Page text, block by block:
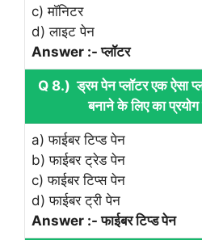
c) मॉनिटर
d) लाइट पेन
Answer :- प्लॉटर
Q 8.) ड्रम पेन प्लॉटर एक ऐसा
बनाने के लिए का प्रयोग
a) फाईबर टिप्ड पेन
b) फाईबर ट्रेड पेन
c) फाईबर टिप्स पेन
d) फाईबर ट्री पेन
Answer :- फाईबर टिप्ड पेन